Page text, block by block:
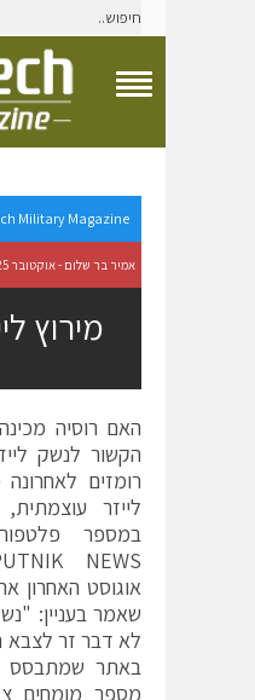
g
l
e
N
a
i
n
M
e
n
u
Military Magazine
אמיר בר שלום - אוקטובר 25, 2016
מירוץ
האם רוסיה
הקשור לנשק
רומזים
לייזר
במספר
אוגוסט האחרון
שאמר בעניין:
לא דבר זר לצבא
באתר שמתבסס
מספר מומחים